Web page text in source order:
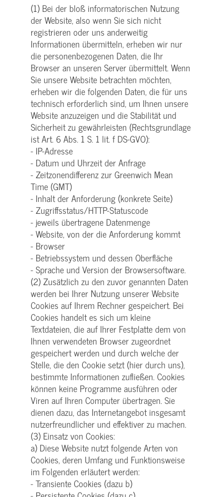
(1) Bei der bloß informatorischen Nutzung
der Website, also wenn Sie sich nicht
registrieren oder uns anderweitig
Informationen übermitteln, erheben wir nur
die personenbezogenen Daten, die Ihr
Browser an unseren Server übermittelt. Wenn
Sie unsere Website betrachten möchten,
erheben wir die folgenden Daten, die für uns
technisch erforderlich sind, um Ihnen unsere
Website anzuzeigen und die Stabilität und
Sicherheit zu gewährleisten (Rechtsgrundlage
ist Art. 6 Abs. 1 S. 1 lit. f DS-GVO):
- IP-Adresse
- Datum und Uhrzeit der Anfrage
- Zeitzonendifferenz zur Greenwich Mean
Time (GMT)
- Inhalt der Anforderung (konkrete Seite)
- Zugriffsstatus/HTTP-Statuscode
- jeweils übertragene Datenmenge
- Website, von der die Anforderung kommt
- Browser
- Betriebssystem und dessen Oberfläche
- Sprache und Version der Browsersoftware.
(2) Zusätzlich zu den zuvor genannten Daten
werden bei Ihrer Nutzung unserer Website
Cookies auf Ihrem Rechner gespeichert. Bei
Cookies handelt es sich um kleine
Textdateien, die auf Ihrer Festplatte dem von
Ihnen verwendeten Browser zugeordnet
gespeichert werden und durch welche der
Stelle, die den Cookie setzt (hier durch uns),
bestimmte Informationen zufließen. Cookies
können keine Programme ausführen oder
Viren auf Ihren Computer übertragen. Sie
dienen dazu, das Internetangebot insgesamt
nutzerfreundlicher und effektiver zu machen.
(3) Einsatz von Cookies:
a) Diese Website nutzt folgende Arten von
Cookies, deren Umfang und Funktionsweise
im Folgenden erläutert werden:
- Transiente Cookies (dazu b)